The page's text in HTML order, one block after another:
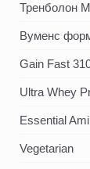
Тренболон
Вуменс
Gain Fast
Ultra Whey
Essential
Vegetarian